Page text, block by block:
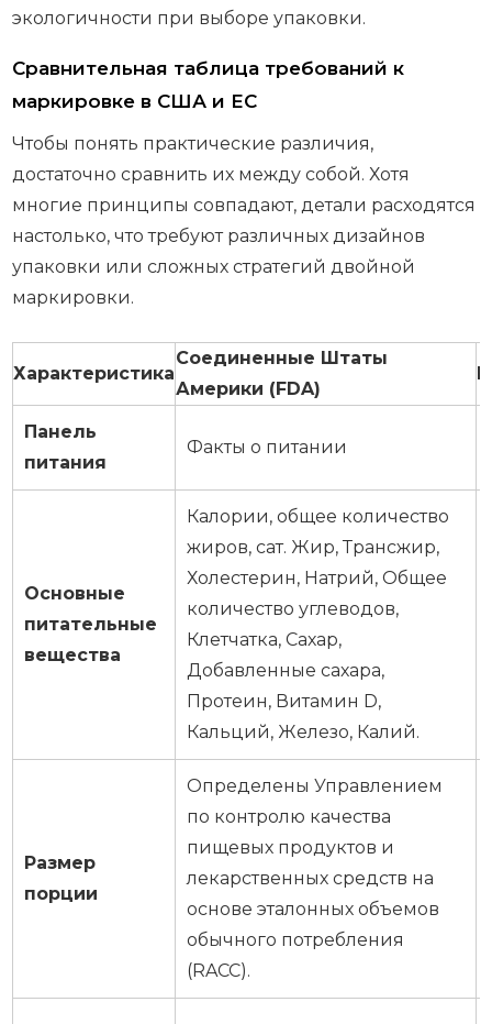
экологичности при выборе упаковки.
Сравнительная таблица требований к
маркировке в США и ЕС
Чтобы понять практические различия,
достаточно сравнить их между собой. Хотя
многие принципы совпадают, детали расходятся
настолько, что требуют различных дизайнов
упаковки или сложных стратегий двойной
маркировки.
Характеристика
Соединенные Штаты
Америки (FDA)
Панель
питания
Факты о питании
Основные
питательные
вещества
Калории, общее количество
жиров, сат. Жир, Трансжир,
Холестерин, Натрий, Общее
количество углеводов,
Клетчатка, Сахар,
Добавленные сахара,
Протеин, Витамин D,
Кальций, Железо, Калий.
Размер
порции
Определены Управлением
по контролю качества
пищевых продуктов и
лекарственных средств на
основе эталонных объемов
обычного потребления
(RACC).